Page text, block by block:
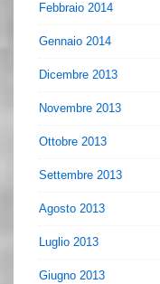
Febbraio 2014
Gennaio 2014
Dicembre 2013
Novembre 2013
Ottobre 2013
Settembre 2013
Agosto 2013
Luglio 2013
Giugno 2013